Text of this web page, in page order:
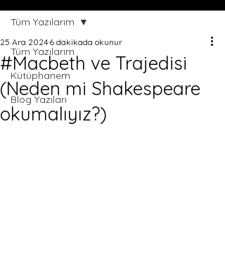
Tüm Yazılarım
Kütüphanem
Blog Yazıları
Tüm Yazılarım
#Macbeth ve Trajedisi
(Neden mi Shakespeare
okumalıyız?)
25 Ara 2024 6 dakikada okunur